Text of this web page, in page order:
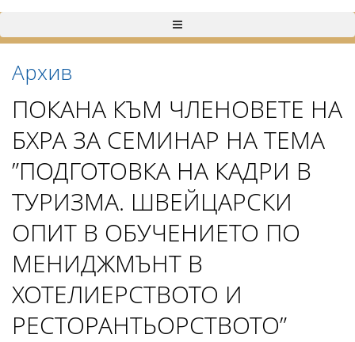
Архив
ПОКАНА КЪМ ЧЛЕНОВЕТЕ НА
БХРА ЗА СЕМИНАР НА ТЕМА
”ПОДГОТОВКА НА КАДРИ В
ТУРИЗМА. ШВЕЙЦАРСКИ
ОПИТ В ОБУЧЕНИЕТО ПО
МЕНИДЖМЪНТ В
ХОТЕЛИЕРСТВОТО И
РЕСТОРАНТЬОРСТВОТО”